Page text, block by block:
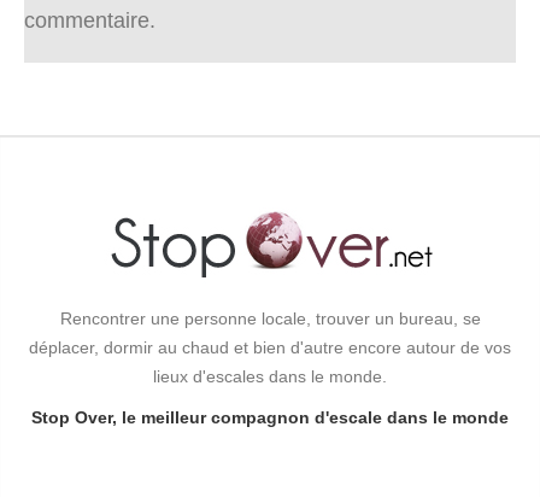
commentaire.
Rencontrer une personne locale, trouver un bureau, se
déplacer, dormir au chaud et bien d'autre encore autour de vos
lieux d'escales dans le monde.
Stop Over, le meilleur compagnon d'escale dans le monde